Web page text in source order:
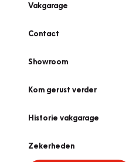
Vakgarage
Contact
Showroom
Kom gerust verder
Historie vakgarage
Zekerheden